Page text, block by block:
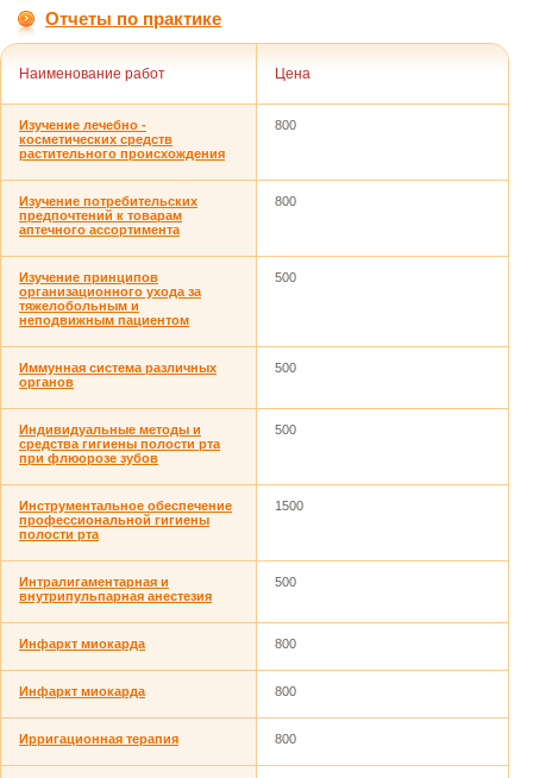
Отчеты по практике
Наименование работ Цена
Изучение лечебно -
косметических средств
растительного происхождения
800
Изучение потребительских
предпочтений к товарам
аптечного ассортимента
800
Изучение принципов
организационного ухода за
тяжелобольным и
неподвижным пациентом
500
Иммунная система различных
органов
500
Индивидуальные методы и
средства гигиены полости рта
при флюорозе зубов
500
Инструментальное обеспечение
профессиональной гигиены
полости рта
1500
Интралигаментарная и
внутрипульпарная анестезия
500
Инфаркт миокарда 800
Инфаркт миокарда 800
Ирригационная терапия 800